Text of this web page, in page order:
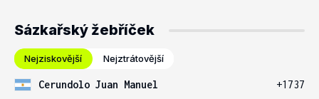
Sázkařský žebříček
Nejziskovější Nejztrátovější
Cerundolo Juan Manuel
+1737